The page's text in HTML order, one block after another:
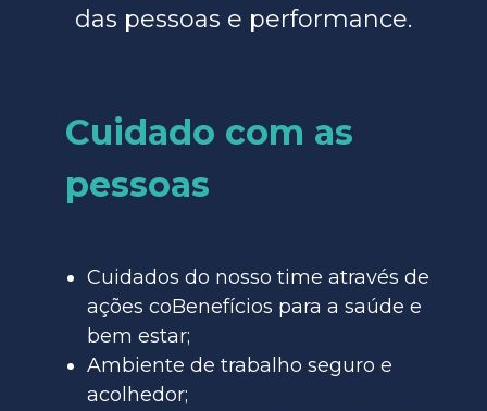
das pessoas e performance.
Cuidado com as
pessoas
Cuidados do nosso time através de
ações coBenefícios para a saúde e
bem estar;
Ambiente de trabalho seguro e
acolhedor;